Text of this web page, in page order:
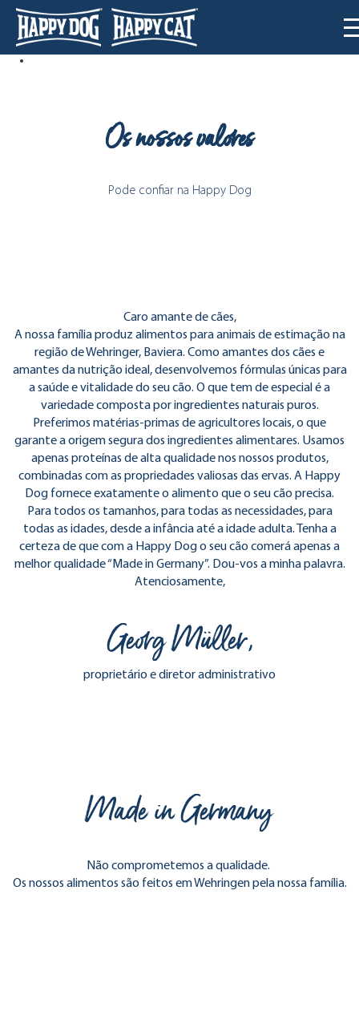
Os nossos valores
Pode confiar na Happy Dog
Caro amante de cães,
A nossa família produz alimentos para animais de estimação na
região de Wehringer, Baviera. Como amantes dos cães e
amantes da nutrição ideal, desenvolvemos fórmulas únicas para
a saúde e vitalidade do seu cão. O que tem de especial é a
variedade composta por ingredientes naturais puros.
Preferimos matérias-primas de agricultores locais, o que
garante a origem segura dos ingredientes alimentares. Usamos
apenas proteínas de alta qualidade nos nossos produtos,
combinadas com as propriedades valiosas das ervas. A Happy
Dog fornece exatamente o alimento que o seu cão precisa.
Para todos os tamanhos, para todas as necessidades, para
todas as idades, desde a infância até a idade adulta. Tenha a
certeza de que com a Happy Dog o seu cão comerá apenas a
melhor qualidade “Made in Germany”. Dou-vos a minha palavra.
Atenciosamente,
Georg Müller,
proprietário e diretor administrativo
Made in Germany
Não comprometemos a qualidade.
Os nossos alimentos são feitos em Wehringen pela nossa família.